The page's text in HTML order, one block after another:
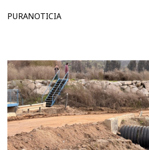
PURANOTICIA